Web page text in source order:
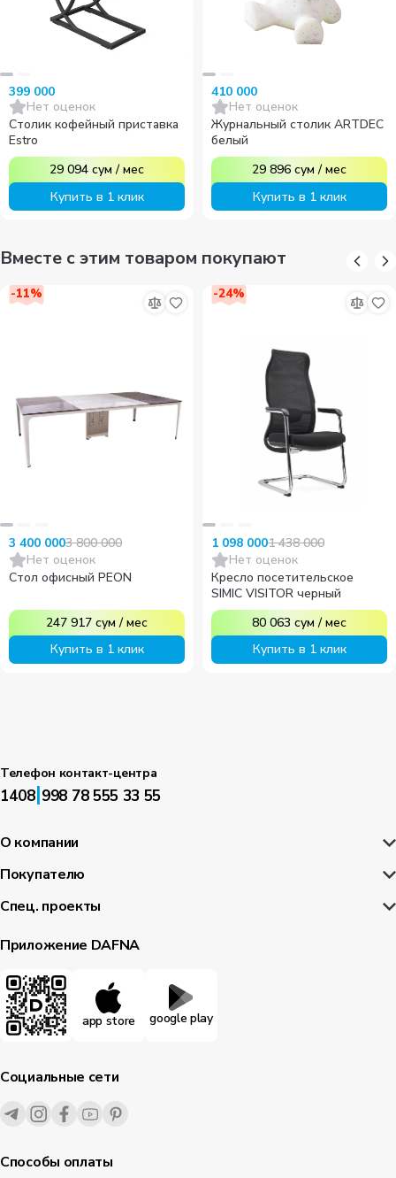
399 000
Нет оценок
Столик кофейный приставка
Estro
29 094 сум /мес
Купить в 1 клик
410 000
Нет оценок
Журнальный столик ARTDEC
белый
29 896 сум /мес
Купить в 1 клик
Вместе с этим товаром покупают
-11%
3 400 0003 800 000
Нет оценок
Стол офисный PEON
247 917 сум /мес
Купить в 1 клик
-24%
1 098 0001 438 000
Нет оценок
Кресло посетительское
SIMIC VISITOR черный
80 063 сум /мес
Купить в 1 клик
Телефон контакт-центра
1408|998 78 555 33 55
О компании
Покупателю
Спец. проекты
Приложение DAFNA
app store google play
Социальные сети
Способы оплаты